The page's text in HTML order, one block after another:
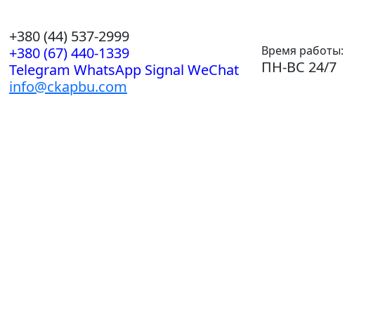
+380 (44) 537-2999
+380 (67) 440-1339
Telegram WhatsApp Signal WeChat
info@ckapbu.com
Время работы:
ПН-ВС 24/7